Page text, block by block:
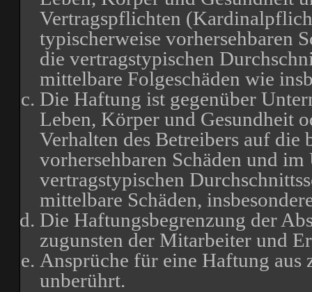
Vertragspflichten
typischerweise vorhersehbaren
die vertragstypischen
mittelbare Folgeschäden wie
Die Haftung ist gegenüber
Leben, Körper und Gesundheit
Verhalten des Betreibers auf die
vorhersehbaren Schäden und
vertragstypischen
mittelbare Schäden,
Die Haftungsbegrenzung der
zugunsten der Mitarbeiter und
Ansprüche für eine Haftung
unberührt.